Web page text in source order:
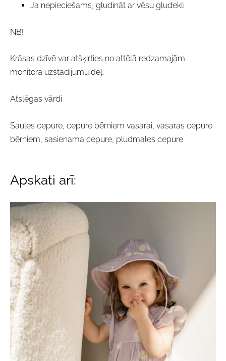
Ja nepieciešams, gludināt ar vēsu gludekli
NB!
Krāsas dzīvē var atšķirties no attēlā redzamajām
monitora uzstādījumu dēļ.
Atslēgas vārdi
Saules cepure, cepure bērniem vasarai, vasaras cepure
bērniem, sasienama cepure, pludmales cepure
Apskati arī: